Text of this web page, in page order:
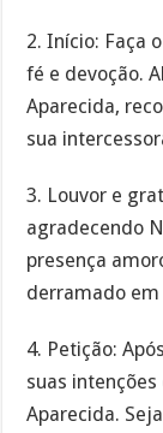
2. Início: Faça o
fé e devoção.
Aparecida,
sua
3. Louvor e
agradecendo
presença
derramado em
4. Petição:
suas intenções
Aparecida.